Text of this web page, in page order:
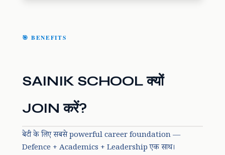
🎯 BENEFITS
SAINIK SCHOOL क्यों
JOIN करें?
बेटी के लिए सबसे powerful career foundation —
Defence + Academics + Leadership एक साथ।